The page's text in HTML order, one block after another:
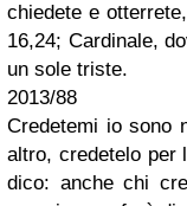
chiedete e
16,24; Cardinale,
un sole triste.
2013/88 * 27/
Credetemi io sono
altro, credetelo per
dico: anche chi